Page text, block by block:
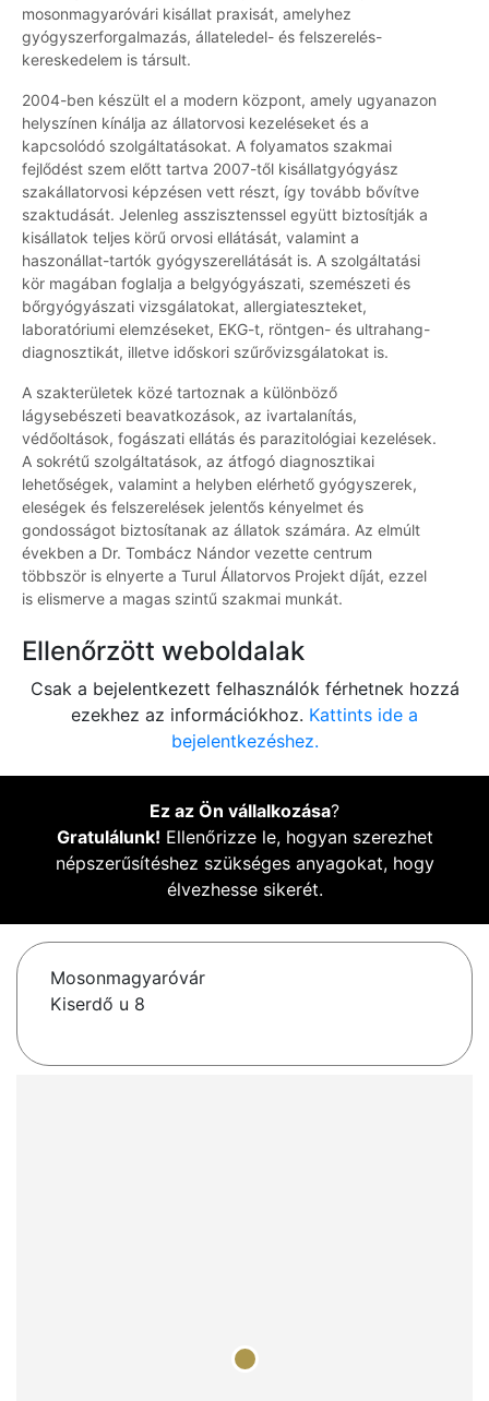
mosonmagyaróvári kisállat praxisát, amelyhez
gyógyszerforgalmazás, állateledel- és felszerelés-
kereskedelem is társult.
2004-ben készült el a modern központ, amely ugyanazon
helyszínen kínálja az állatorvosi kezeléseket és a
kapcsolódó szolgáltatásokat. A folyamatos szakmai
fejlődést szem előtt tartva 2007-től kisállatgyógyász
szakállatorvosi képzésen vett részt, így tovább bővítve
szaktudását. Jelenleg asszisztenssel együtt biztosítják a
kisállatok teljes körű orvosi ellátását, valamint a
haszonállat-tartók gyógyszerellátását is. A szolgáltatási
kör magában foglalja a belgyógyászati, szemészeti és
bőrgyógyászati vizsgálatokat, allergiateszteket,
laboratóriumi elemzéseket, EKG-t, röntgen- és ultrahang-
diagnosztikát, illetve időskori szűrővizsgálatokat is.
A szakterületek közé tartoznak a különböző
lágysebészeti beavatkozások, az ivartalanítás,
védőoltások, fogászati ellátás és parazitológiai kezelések.
A sokrétű szolgáltatások, az átfogó diagnosztikai
lehetőségek, valamint a helyben elérhető gyógyszerek,
eleségek és felszerelések jelentős kényelmet és
gondosságot biztosítanak az állatok számára. Az elmúlt
években a Dr. Tombácz Nándor vezette centrum
többször is elnyerte a Turul Állatorvos Projekt díját, ezzel
is elismerve a magas szintű szakmai munkát.
Ellenőrzött weboldalak
Csak a bejelentkezett felhasználók férhetnek hozzá
ezekhez az információkhoz. Kattints ide a
bejelentkezéshez.
Ez az Ön vállalkozása?
Gratulálunk! Ellenőrizze le, hogyan szerezhet
népszerűsítéshez szükséges anyagokat, hogy
élvezhesse sikerét.
Mosonmagyaróvár
Kiserdő u 8